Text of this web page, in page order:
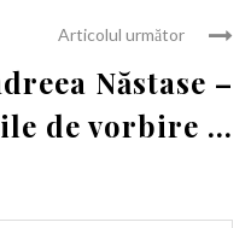
Articolul următor
Năstase –
de vorbire ...